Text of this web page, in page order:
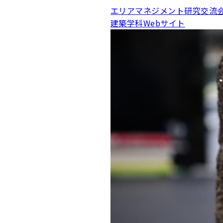
エリアマネジメント研究交流
建築学科Webサイト